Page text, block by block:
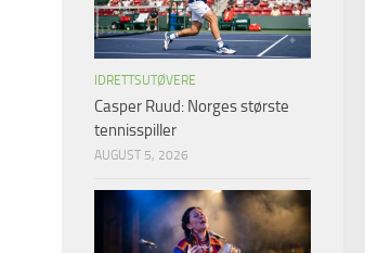
IDRETTSUTØVERE
Casper Ruud: Norges største
tennisspiller
AUGUST 5, 2026